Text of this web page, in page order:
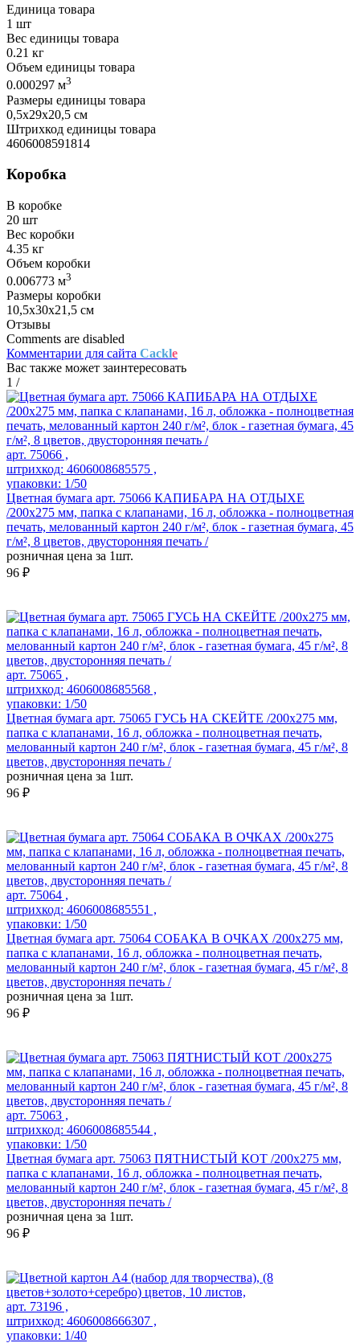
Единица товара
1 шт
Вес единицы товара
0.21 кг
Объем единицы товара
0.000297 м3
Размеры единицы товара
0,5х29х20,5 см
Штрихкод единицы товара
4606008591814
Коробка
В коробке
20 шт
Вес коробки
4.35 кг
Объем коробки
0.006773 м3
Размеры коробки
10,5х30х21,5 см
Отзывы
Comments are disabled
Комментарии для сайта Cackle
Вас также может заинтересовать
1 /
арт. 75066 ,
штрихкод: 4606008685575 ,
упаковки: 1/50
Цветная бумага арт. 75066 КАПИБАРА НА ОТДЫХЕ
/200x275 мм, папка с клапанами, 16 л, обложка - полноцветная
печать, мелованный картон 240 г/м², блок - газетная бумага, 45
г/м², 8 цветов, двусторонняя печать /
розничная цена за 1шт.
96 ₽
арт. 75065 ,
штрихкод: 4606008685568 ,
упаковки: 1/50
Цветная бумага арт. 75065 ГУСЬ НА СКЕЙТЕ /200x275 мм,
папка с клапанами, 16 л, обложка - полноцветная печать,
мелованный картон 240 г/м², блок - газетная бумага, 45 г/м², 8
цветов, двусторонняя печать /
розничная цена за 1шт.
96 ₽
арт. 75064 ,
штрихкод: 4606008685551 ,
упаковки: 1/50
Цветная бумага арт. 75064 СОБАКА В ОЧКАХ /200x275 мм,
папка с клапанами, 16 л, обложка - полноцветная печать,
мелованный картон 240 г/м², блок - газетная бумага, 45 г/м², 8
цветов, двусторонняя печать /
розничная цена за 1шт.
96 ₽
арт. 75063 ,
штрихкод: 4606008685544 ,
упаковки: 1/50
Цветная бумага арт. 75063 ПЯТНИСТЫЙ КОТ /200x275 мм,
папка с клапанами, 16 л, обложка - полноцветная печать,
мелованный картон 240 г/м², блок - газетная бумага, 45 г/м², 8
цветов, двусторонняя печать /
розничная цена за 1шт.
96 ₽
арт. 73196 ,
штрихкод: 4606008666307 ,
упаковки: 1/40